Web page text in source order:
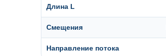
Длина L
Смещения
Направление потока